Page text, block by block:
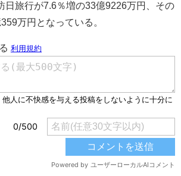
日旅行が7.6％増の33億9226万円、その
万円となっている。